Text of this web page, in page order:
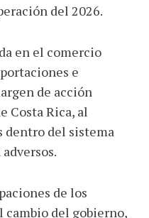
del 2026.
en el comercio
e
de acción
Costa Rica, al
dentro del sistema
de los
cambio del gobierno,